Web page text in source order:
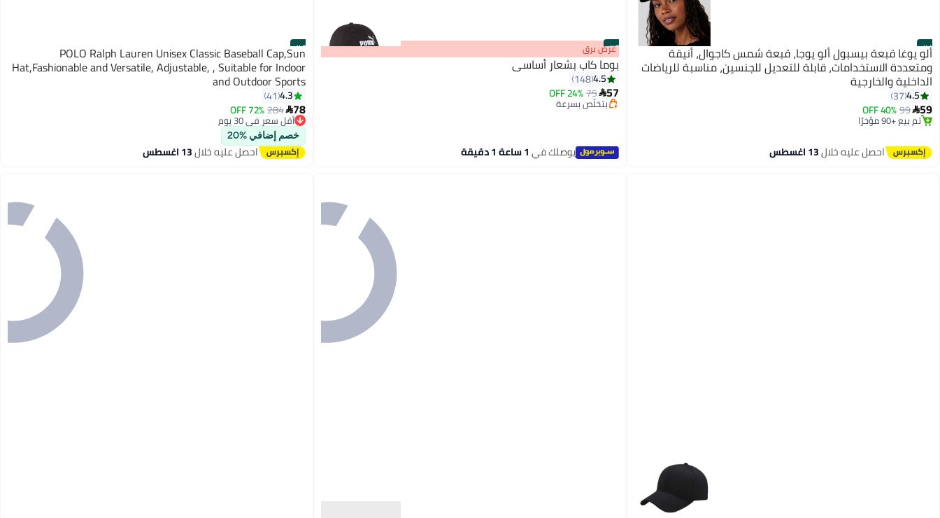
#4
2
ألو يوغا قبعة بيسبول ألو يوجا، قبعة شمس كاجوال، أنيقة
ومتعددة الاستخدامات، قابلة للتعديل للجنسين، مناسبة للرياضات
الداخلية والخارجية
4.5
37
59
99
40% OFF
توصيل مجاني
بتخلّص بسرعة
تم بيع +90 مؤخرًا
توصيل مجاني
احصل عليه خلال13 اغسطس
#5
9
عرض برق
بوما كاب بشعار أساسي
4.5
148
57
75
24% OFF
بتخلّص بسرعة
تم بيع +60 مؤخرًا
يوصلك في1 ساعة 1 دقيقة
#6
6
POLO Ralph Lauren Unisex Classic Baseball Cap,Sun
Hat,Fashionable and Versatile, Adjustable, , Suitable for Indoor
and Outdoor Sports
4.3
41
78
284
72% OFF
أقل سعر في 30 يوم
توصيل مجاني
أقل سعر في 30 يوم
خصم إضافي %20
احصل عليه خلال13 اغسطس